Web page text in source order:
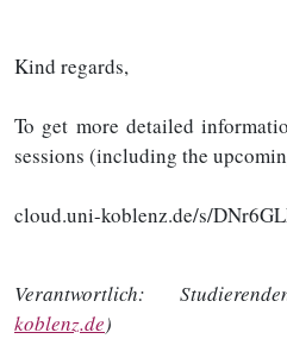
Kind regards,
To get more detailed
sessions (including the
cloud.uni-koblenz.de/s/
Verantwortlich:
koblenz.de)